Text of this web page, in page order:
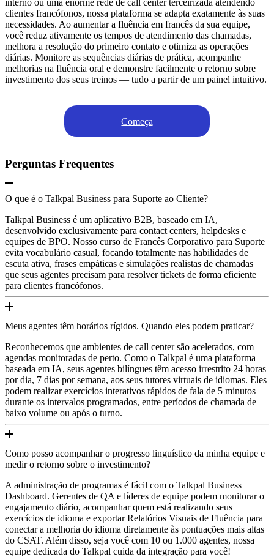
interno ou uma enorme rede de call center terceirizada atendendo
clientes francófonos, nossa plataforma se adapta exatamente às suas
necessidades. Ao aumentar a fluência em francês da sua equipe,
você reduz ativamente os tempos de atendimento das chamadas,
melhora a resolução do primeiro contato e otimiza as operações
diárias. Monitore as sequências diárias de prática, acompanhe
melhorias na fluência oral e demonstre facilmente o retorno sobre
investimento dos seus treinos — tudo a partir de um painel intuitivo.
Começa
Perguntas Frequentes
O que é o Talkpal Business para Suporte ao Cliente?
Talkpal Business é um aplicativo B2B, baseado em IA,
desenvolvido exclusivamente para contact centers, helpdesks e
equipes de BPO. Nosso curso de Francês Corporativo para Suporte
evita vocabulário casual, focando totalmente nas habilidades de
escuta ativa, frases empáticas e simulações realistas de chamadas
que seus agentes precisam para resolver tickets de forma eficiente
para clientes francófonos.
Meus agentes têm horários rígidos. Quando eles podem praticar?
Reconhecemos que ambientes de call center são acelerados, com
agendas monitoradas de perto. Como o Talkpal é uma plataforma
baseada em IA, seus agentes bilíngues têm acesso irrestrito 24 horas
por dia, 7 dias por semana, aos seus tutores virtuais de idiomas. Eles
podem realizar exercícios interativos rápidos de fala de 5 minutos
durante os intervalos programados, entre períodos de chamada de
baixo volume ou após o turno.
Como posso acompanhar o progresso linguístico da minha equipe e
medir o retorno sobre o investimento?
A administração de programas é fácil com o Talkpal Business
Dashboard. Gerentes de QA e líderes de equipe podem monitorar o
engajamento diário, acompanhar quem está realizando seus
exercícios de idioma e exportar Relatórios Visuais de Fluência para
conectar a melhoria do idioma diretamente às pontuações mais altas
do CSAT. Além disso, seja você com 10 ou 1.000 agentes, nossa
equipe dedicada do Talkpal cuida da integração para você!